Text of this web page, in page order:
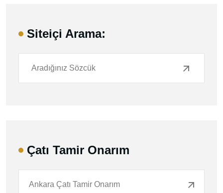
Siteiçi Arama:
Çatı Tamir Onarım
Ankara Çatı Tamir Onarım